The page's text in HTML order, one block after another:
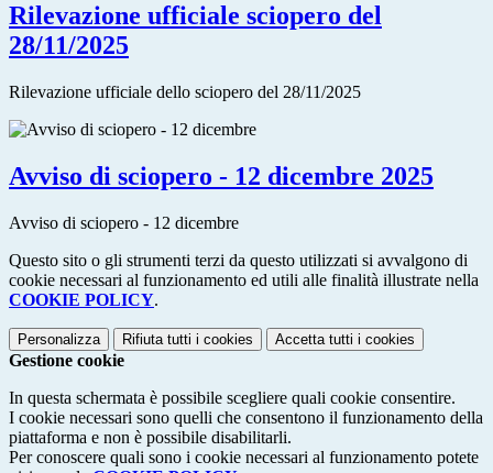
Rilevazione ufficiale sciopero del
28/11/2025
Rilevazione ufficiale dello sciopero del 28/11/2025
Avviso di sciopero - 12 dicembre 2025
Avviso di sciopero - 12 dicembre
Questo sito o gli strumenti terzi da questo utilizzati si avvalgono di
cookie necessari al funzionamento ed utili alle finalità illustrate nella
COOKIE POLICY.
Personalizza Rifiuta tutti i cookies Accetta tutti i cookies
Gestione cookie
In questa schermata è possibile scegliere quali cookie consentire.
I cookie necessari sono quelli che consentono il funzionamento della
piattaforma e non è possibile disabilitarli.
Per conoscere quali sono i cookie necessari al funzionamento potete